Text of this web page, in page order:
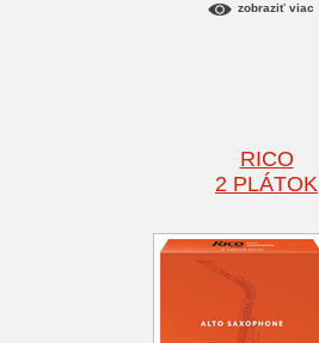
zobraziť viac
RICO
2 PLÁTOK